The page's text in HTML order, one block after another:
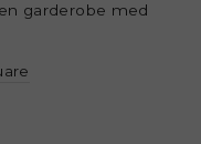
garderobe med